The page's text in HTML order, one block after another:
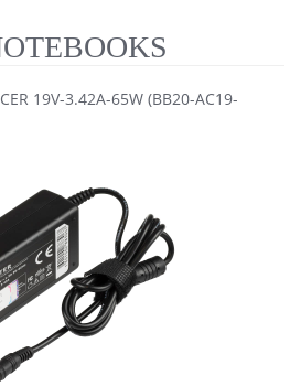
19V-3.42A-65W (BB20-AC19-